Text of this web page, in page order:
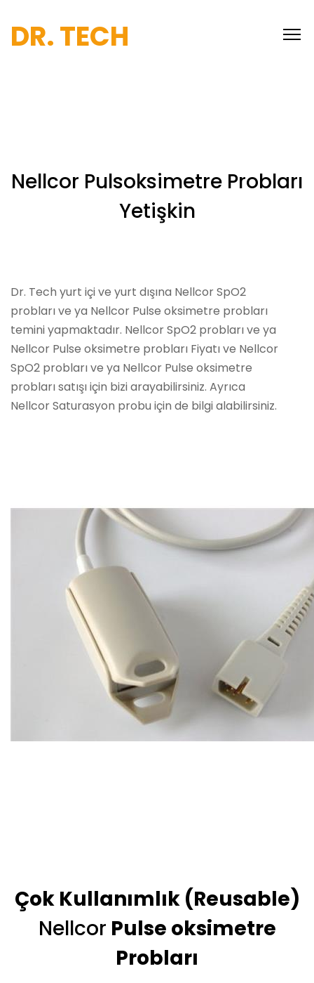
DR. TECH
Nellcor Pulsoksimetre Probları
Yetişkin
Dr. Tech yurt içi ve yurt dışına Nellcor SpO2
probları ve ya Nellcor Pulse oksimetre probları
temini yapmaktadır. Nellcor SpO2 probları ve ya
Nellcor Pulse oksimetre probları Fiyatı ve Nellcor
SpO2 probları ve ya Nellcor Pulse oksimetre
probları satışı için bizi arayabilirsiniz. Ayrıca
Nellcor Saturasyon probu için de bilgi alabilirsiniz.
Çok Kullanımlık (Reusable)
Nellcor Pulse oksimetre
Probları